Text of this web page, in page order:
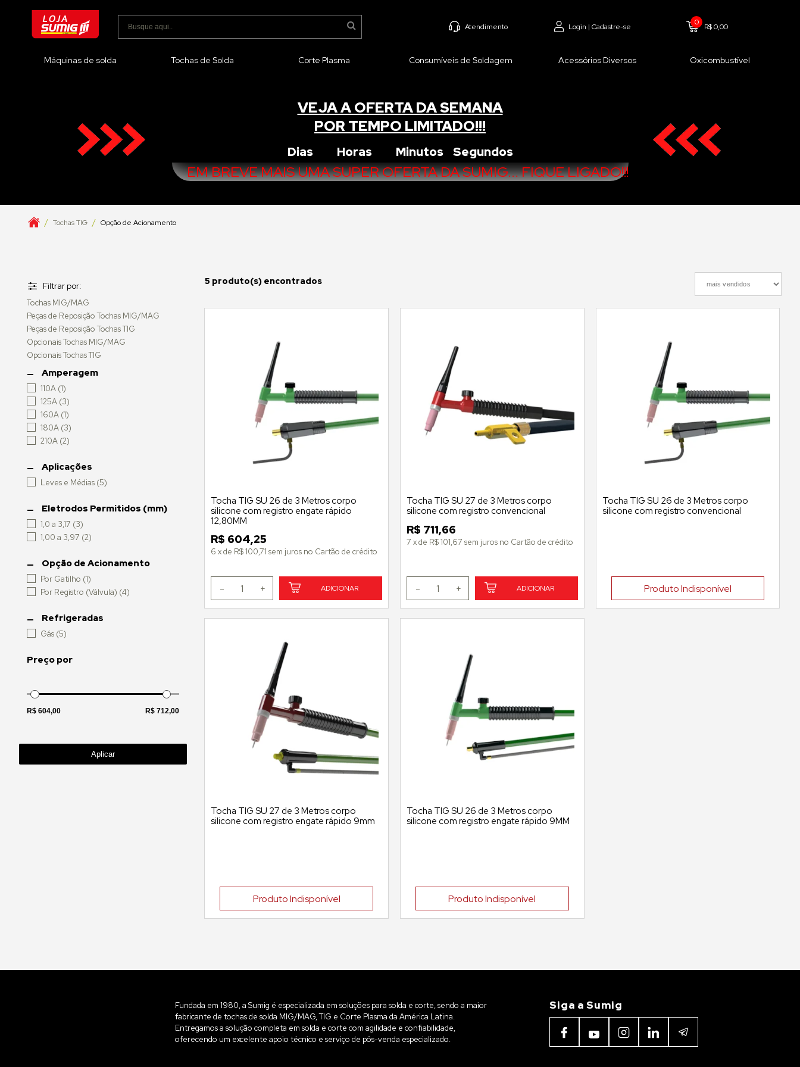
Atendimento Login | Cadastre-se 0 R$ 0,00
Máquinas de solda Tochas de Solda Corte Plasma Consumíveis de Soldagem Acessórios Diversos Oxicombustível
VEJA A OFERTA DA SEMANA
POR TEMPO LIMITADO!!!
Dias Horas Minutos Segundos
EM BREVE MAIS UMA SUPER OFERTA DA SUMIG... FIQUE LIGADO!!!
Tochas TIG Opção de Acionamento
Filtrar por:
Tochas MIG/MAG
Peças de Reposição Tochas MIG/MAG
Peças de Reposição Tochas TIG
Opcionais Tochas MIG/MAG
Opcionais Tochas TIG
Amperagem
110A (1)
125A (3)
160A (1)
180A (3)
210A (2)
Aplicações
Leves e Médias (5)
Eletrodos Permitidos (mm)
1,0 a 3,17 (3)
1,00 a 3,97 (2)
Opção de Acionamento
Por Gatilho (1)
Por Registro (Válvula) (4)
Refrigeradas
Gás (5)
Preço por
Aplicar
5
Tocha TIG SU 26 de 3 Metros corpo
silicone com registro engate rápido
12,80MM
R$ 604,25
6 x de R$ 100,71 sem juros no Cartão de crédito
- 1 + ADICIONAR
Tocha TIG SU 27 de 3 Metros corpo
silicone com registro convencional
R$ 711,66
7 xde R$ 101,67 sem juros no Cartão de crédito
- 1 + ADICIONAR
Tocha TIG SU 26 de 3 Metros corpo
silicone com registro convencional
Produto Indisponível
Tocha TIG SU 27 de 3 Metros corpo
silicone com registro engate rápido 9mm
Produto Indisponível
Tocha TIG SU 26 de 3 Metros corpo
silicone com registro engate rápido 9MM
Produto Indisponível
Fundada em 1980, a Sumig é especializada em soluções para solda e corte, sendo a maior
fabricante de tochas de solda MIG/MAG, TIG e Corte Plasma da América Latina.
Entregamos a solução completa em solda e corte com agilidade e confiabilidade,
oferecendo um excelente apoio técnico e serviço de pós-venda especializado.
Siga a Sumig